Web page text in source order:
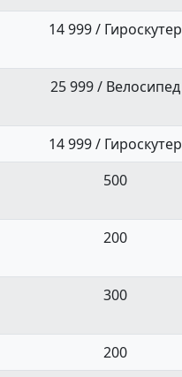
14 999 / Гироскутер
25 999 / Велосипед
14 999 / Гироскутер
500
200
300
200